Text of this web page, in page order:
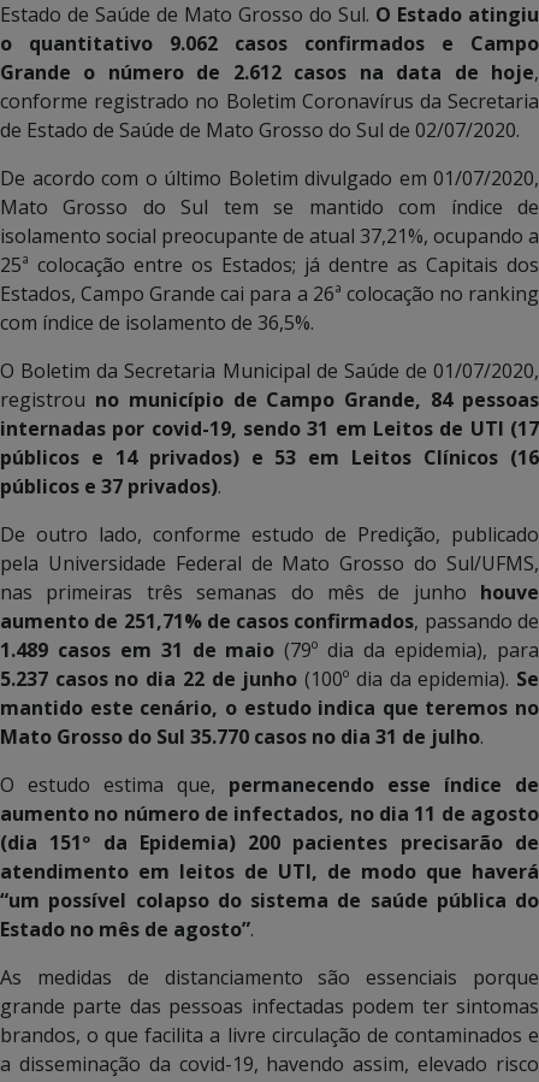
Estado de Saúde de Mato Grosso do Sul. O Estado atingiu
o quantitativo 9.062 casos confirmados e Campo
Grande o número de 2.612 casos na data de hoje,
conforme registrado no Boletim Coronavírus da Secretaria
de Estado de Saúde de Mato Grosso do Sul de 02/07/2020.
De acordo com o último Boletim divulgado em 01/07/2020,
Mato Grosso do Sul tem se mantido com índice de
isolamento social preocupante de atual 37,21%, ocupando a
25ª colocação entre os Estados; já dentre as Capitais dos
Estados, Campo Grande cai para a 26ª colocação no ranking
com índice de isolamento de 36,5%.
O Boletim da Secretaria Municipal de Saúde de 01/07/2020,
registrou no município de Campo Grande, 84 pessoas
internadas por covid-19, sendo 31 em Leitos de UTI (17
públicos e 14 privados) e 53 em Leitos Clínicos (16
públicos e 37 privados).
De outro lado, conforme estudo de Predição, publicado
pela Universidade Federal de Mato Grosso do Sul/UFMS,
nas primeiras três semanas do mês de junho houve
aumento de 251,71% de casos confirmados, passando de
1.489 casos em 31 de maio (79º dia da epidemia), para
5.237 casos no dia 22 de junho (100º dia da epidemia). Se
mantido este cenário, o estudo indica que teremos no
Mato Grosso do Sul 35.770 casos no dia 31 de julho.
O estudo estima que, permanecendo esse índice de
aumento no número de infectados, no dia 11 de agosto
(dia 151º da Epidemia) 200 pacientes precisarão de
atendimento em leitos de UTI, de modo que haverá
“um possível colapso do sistema de saúde pública do
Estado no mês de agosto”.
As medidas de distanciamento são essenciais porque
grande parte das pessoas infectadas podem ter sintomas
brandos, o que facilita a livre circulação de contaminados e
a disseminação da covid-19, havendo assim, elevado risco